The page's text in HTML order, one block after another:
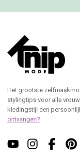
Het grootste
stylingtips voor alle
kledingstijl een
ontvangen?